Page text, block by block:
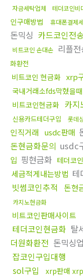
자금세탁업체 테더코인비
인구매방법
휴대폰결제
돈믹싱 카드코인전
비트코인 손대손 리플
화환전
비트코인 현금화 xrp
국내거래소fds막혔을때
비트코인현금화 카지
신용카드테더구입 롯데
인직거래 usdc판매
돈현금화문의 usdc
입 핑현금화 테더코
세금적게내는방법 테
빗썸코인추적 돈현
카지노현금화
비트코인판매사이트
테더코인현금화 탈
더원화환전 돈믹싱
잡코인구입대행
sol구입
xrp판매